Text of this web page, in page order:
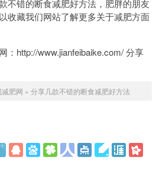
错的断食减肥好方法，肥胖的朋友
收藏我们网站了解更多关于减肥方面
：http://www.jianfeibaike.com/ 分享
肥网 » 分享几款不错的断食减肥好方法